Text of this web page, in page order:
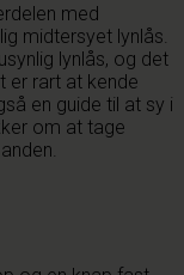
med
midtersyet lynlås.
lynlås, og det
er rart at kende
en guide til at sy i
om at tage